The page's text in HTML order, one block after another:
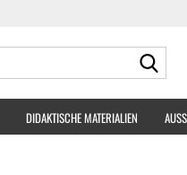
DIDAKTISCHE MATERIALIEN